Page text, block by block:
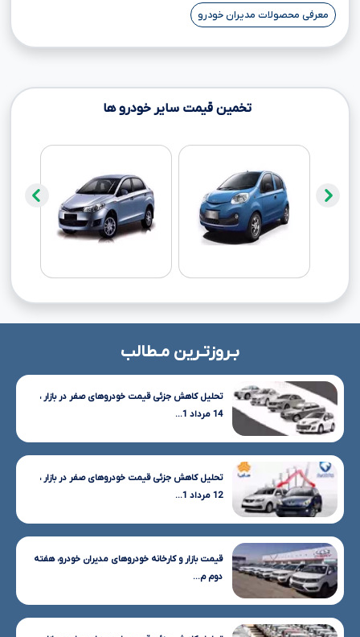
معرفی محصولات مدیران خودرو
تخمین قیمت سایر خودرو ها
بـروزتـرین مـطالب
تحلیل کاهش جزئی قیمت خودروهای صفر در بازار ،
14 مرداد 1...
تحلیل کاهش جزئی قیمت خودروهای صفر در بازار ،
12 مرداد 1...
قیمت بازار و کارخانه خودروهای مدیران خودرو، هفته
دوم م...